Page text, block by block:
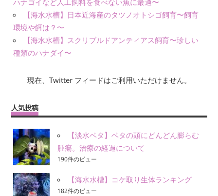
ハナゴイなど人工飼料を食べない魚に最適〜
【海水水槽】日本近海産のタツノオトシゴ飼育〜飼育
環境や餌は？〜
【海水水槽】スクリブルドアンティアス飼育〜珍しい
種類のハナダイ〜
現在、Twitter フィードはご利用いただけません。
人気投稿
【淡水ベタ】ベタの頭にどんどん膨らむ
腫瘍。治療の経過について
190件のビュー
【海水水槽】コケ取り生体ランキング
182件のビュー